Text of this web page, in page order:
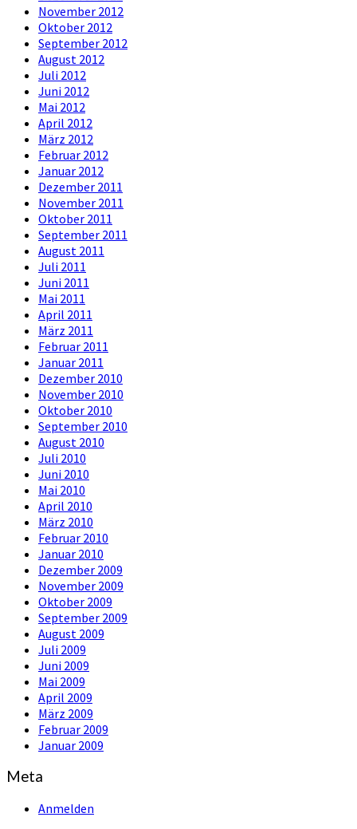
November 2012
Oktober 2012
September 2012
August 2012
Juli 2012
Juni 2012
Mai 2012
April 2012
März 2012
Februar 2012
Januar 2012
Dezember 2011
November 2011
Oktober 2011
September 2011
August 2011
Juli 2011
Juni 2011
Mai 2011
April 2011
März 2011
Februar 2011
Januar 2011
Dezember 2010
November 2010
Oktober 2010
September 2010
August 2010
Juli 2010
Juni 2010
Mai 2010
April 2010
März 2010
Februar 2010
Januar 2010
Dezember 2009
November 2009
Oktober 2009
September 2009
August 2009
Juli 2009
Juni 2009
Mai 2009
April 2009
März 2009
Februar 2009
Januar 2009
Meta
Anmelden